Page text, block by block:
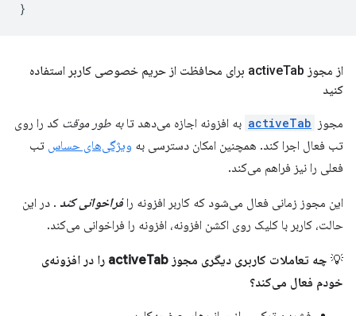
}
از مجوز active
Tab برای محافظت از حریم خصوصی کاربر استفاده
کنید
مجوز activeTab به افزونه اجازه می‌دهد تابه طور موقت کد را روی
تب فعال اجرا کند. همچنین امکان دسترسی به ویژگی‌های حساس تب
فعلی را نیز فراهم می‌کند.
این مجوز زمانی فعال می‌شود که کاربر افزونه رافراخوانی کند . در این
حالت، کاربر با کلیک روی اکشن افزونه، افزونه را فراخوانی می‌کند.
💡
چه تعاملات کاربری دیگری مجوز activeTab را در افزونه‌ی
خودم فعال می‌کند؟